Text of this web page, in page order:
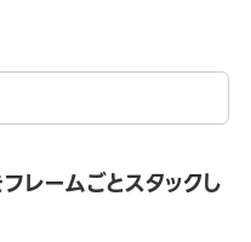
ームごとスタックし